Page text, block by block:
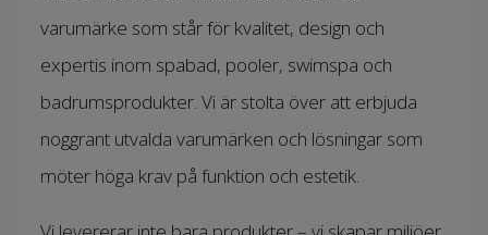
varumärke som står för kvalitet, design och
expertis inom spabad, pooler, swimspa och
badrumsprodukter. Vi är stolta över att erbjuda
noggrant utvalda varumärken och lösningar som
möter höga krav på funktion och estetik.